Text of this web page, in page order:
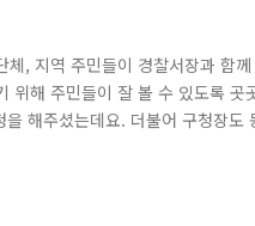
, 지역 주민들이 경찰서장과 함
해 주민들이 잘 볼 수 있도록 곳
해주셨는데요. 더불어 구청장도
죄 없는 안전한 가산동을 위해
이 거주하고 있는 주택가 밀집 지